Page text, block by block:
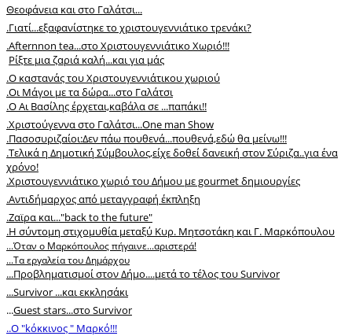
Θεοφάνεια και στο Γαλάτσι...
.Γιατί...εξαφανίστηκε το χριστουγεννιάτικο τρενάκι?
.Afternnon tea...στο Χριστουγεννιάτικο Χωριό!!!
Ρίξτε μια ζαριά καλή...και για μάς
.Ο καστανάς του Χριστουγεννιάτικου χωριού
.Οι Μάγοι με τα δώρα...στο Γαλάτσι
.O Αι Βασίλης έρχεται,καβάλα σε ...παπάκι!!
.Xριστούγεννα στο Γαλάτσι...Οne man Show
.Πασοσυριζαίοι:Δεν πάω πουθενά...πουθενά,εδώ θα μείνω!!!
.Τελικά η Δημοτική Σύμβουλος,είχε δοθεί δανεική στον Σύριζα..για ένα
χρόνο!
.Χριστουγεννιάτικο χωριό του Δήμου με gourmet δημιουργίες
.Αντιδήμαρχος από μεταγγραφή έκπληξη
.Zαϊρα και..."back to the future"
.Η σύντομη στιχομυθία μεταξύ Κυρ. Μητσοτάκη και Γ. Μαρκόπουλου
...Όταν ο Μαρκόπουλος πήγαινε...αριστερά!
...Τα εργαλεία του Δημάρχου
...Προβληματισμοί στον Δήμο....μετά το τέλος του Survivor
...Survivor ...και εκκλησάκι
...Guest stars...στο Survivor
..O "kόκκινος " Μαρκό!!!